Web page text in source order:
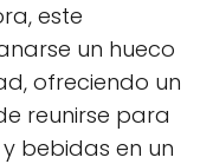
este
un hueco
ofreciendo un
reunirse para
bebidas en un